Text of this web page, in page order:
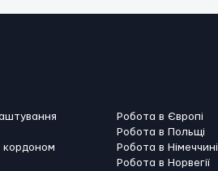
Робота в Європі
Робота в Польщі
Робота в Німеччині
Робота в Норвегії